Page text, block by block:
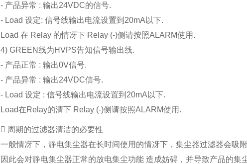
- 产品异常 : 输出24VDC的信号.
- Load 设定: 信号线输出电流设置到20mA以下.
Load 在 Relay 的情冴下 Relay (-)侧请按照ALARM使用.
4) GREEN线为HVPS告知信号输出线.
- 产品正常 : 输出0V信号.
- 产品异常 : 输出24VDC信号.
- Load 设定 : 信号线输出电流设置到20mA以下.
Load在Relay的清下 Relay (-)侧请按照ALARM使用.
 周期的过滤器清洁的必要性
一般情冴下，静电集尘器在长时间使用的情冴下，集尘器过滤器会吸
因此会对静电集尘器正常的放电集尘功能 造成妨碍，并导致产品的集